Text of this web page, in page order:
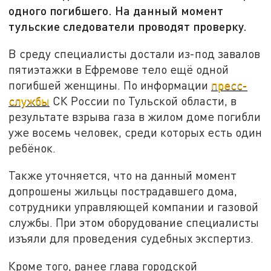
одного погибшего. На данный момент
тульские следователи проводят проверку.
В среду специалисты достали из-под завалов
пятиэтажки в Ефремове тело ещё одной
погибшей женщины. По информации пресс-
службы СК России по Тульской области, в
результате взрыва газа в жилом доме погибли
уже восемь человек, среди которых есть один
ребёнок.
Также уточняется, что на данный момент
допрошены жильцы пострадавшего дома,
сотрудники управляющей компании и газовой
службы. При этом оборудование специалисты
изъяли для проведения судебных экспертиз.
Кроме того, ранее глава городской